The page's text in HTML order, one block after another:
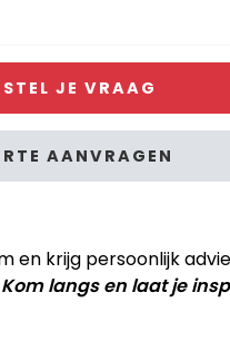
STEL JE VRAAG
AANVRAGEN
en krijg persoonlijk
Kom langs en laat je